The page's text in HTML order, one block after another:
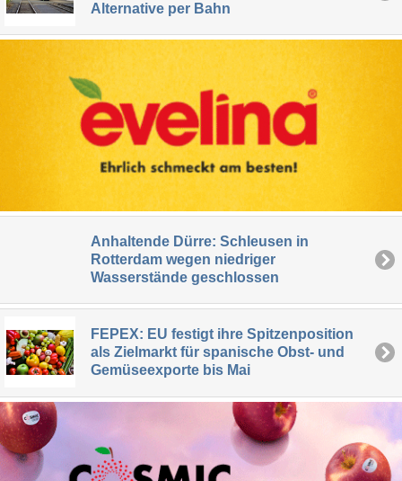
Alternative per Bahn
Anhaltende Dürre: Schleusen in
Rotterdam wegen niedriger
Wasserstände geschlossen
FEPEX: EU festigt ihre Spitzenposition
als Zielmarkt für spanische Obst- und
Gemüseexporte bis Mai